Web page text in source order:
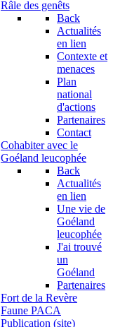
Râle des genêts
Back
Actualités
en lien
Contexte et
menaces
Plan
national
d'actions
Partenaires
Contact
Cohabiter avec le
Goéland leucophée
Back
Actualités
en lien
Une vie de
Goéland
leucophée
J'ai trouvé
un
Goéland
Partenaires
Fort de la Revère
Faune PACA
Publication (site)